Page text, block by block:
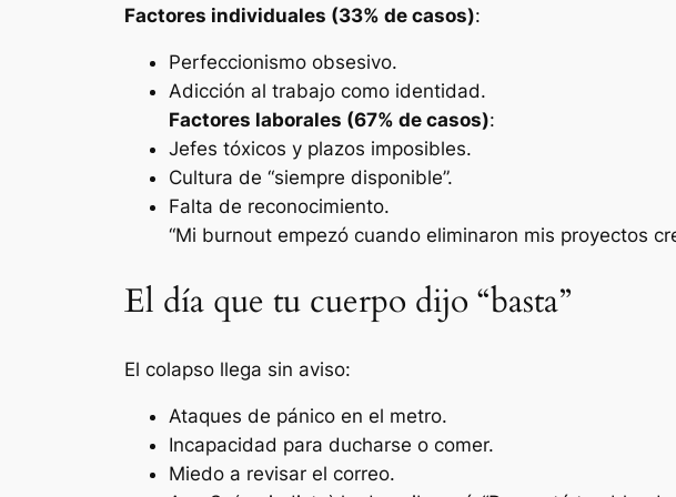
Factores individuales (33% de casos):
Perfeccionismo obsesivo.
Adicción al trabajo como identidad.
Factores laborales (67% de casos):
Jefes tóxicos y plazos imposibles.
Cultura de “siempre disponible”.
Falta de reconocimiento.
“Mi burnout empezó cuando eliminaron mis proyectos
El día que tu cuerpo dijo “basta”
El colapso llega sin aviso:
Ataques de pánico en el metro.
Incapacidad para ducharse o comer.
Miedo a revisar el correo.